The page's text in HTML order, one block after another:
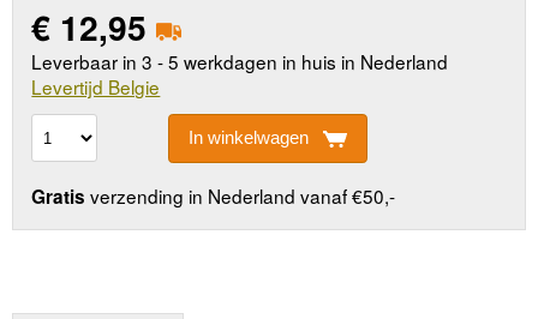
€ 12,95
Leverbaar in 3 - 5 werkdagen in huis in Nederland
Levertijd Belgie
In winkelwagen
Gratis verzending in Nederland vanaf €50,-